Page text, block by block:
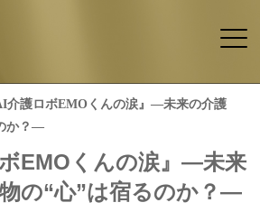
介護ロボEMOくんの涙』―未来の介護
か？―
EMOくんの涙』―未来
の“心”は宿るのか？―